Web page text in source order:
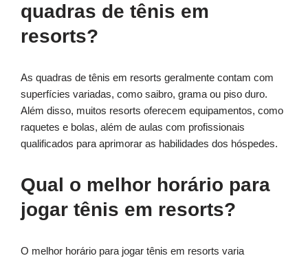
quadras de tênis em
resorts?
As quadras de tênis em resorts geralmente contam com
superfícies variadas, como saibro, grama ou piso duro.
Além disso, muitos resorts oferecem equipamentos, como
raquetes e bolas, além de aulas com profissionais
qualificados para aprimorar as habilidades dos hóspedes.
Qual o melhor horário para
jogar tênis em resorts?
O melhor horário para jogar tênis em resorts varia